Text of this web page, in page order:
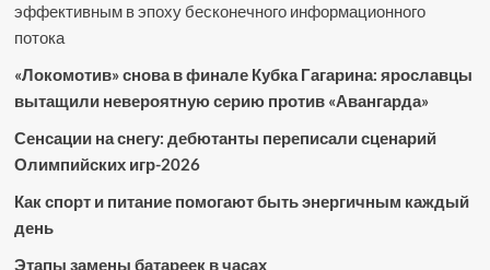
эффективным в эпоху бесконечного информационного
потока
«Локомотив» снова в финале Кубка Гагарина: ярославцы
вытащили невероятную серию против «Авангарда»
Сенсации на снегу: дебютанты переписали сценарий
Олимпийских игр-2026
Как спорт и питание помогают быть энергичным каждый
день
Этапы замены батареек в часах